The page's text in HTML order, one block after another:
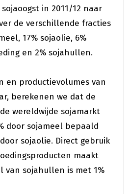
in 2011/12 naar
de verschillende fracties
17% sojaolie, 6%
en 2% sojahullen.
en productievolumes van
berekenen we dat de
wereldwijde sojamarkt
door sojameel bepaald
sojaolie. Direct gebruik
maakt
van sojahullen is met 1%